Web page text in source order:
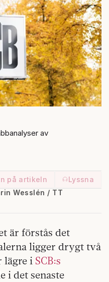
av
på artikeln
Lyssna
Wesslén / TT
är förstås det
ligger drygt två
lägre i SCB:s
i det senaste